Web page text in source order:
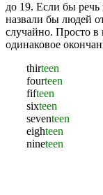
до 19. Если бы речь
назвали бы людей
случайно. Просто в
одинаковое
thirteen
fourteen
fifteen
sixteen
seventeen
eighteen
nineteen